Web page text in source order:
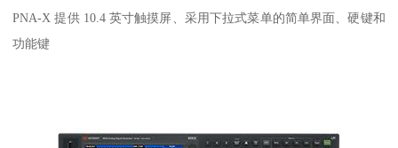
PNA-X 提供 10.4 英寸触摸屏、采用下拉式菜单的简单界面、硬键和
功能键